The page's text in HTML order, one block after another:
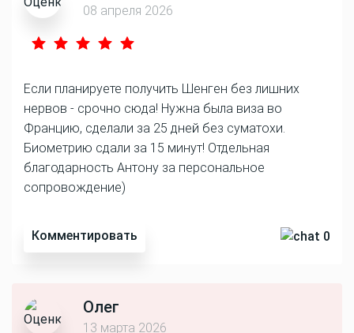
08 апреля 2026
Если планируете получить Шенген без лишних
нервов - срочно сюда! Нужна была виза во
Францию, сделали за 25 дней без суматохи.
Биометрию сдали за 15 минут! Отдельная
благодарность Антону за персональное
сопровождение)
Комментировать 0
Олег
13 марта 2026